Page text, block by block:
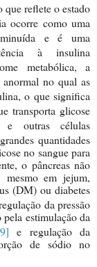
reflete o estado
ocorre como uma
e é uma
à insulina
metabólica, a
no qual as
o que significa
transporta glicose
e outras células
quantidades
no sangue para
o pâncreas não
mesmo em jejum,
(DM) ou diabetes
da pressão
estimulação da
e regulação da
de sódio no